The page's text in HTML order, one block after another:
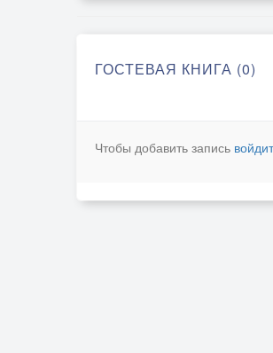
ГОСТЕВАЯ КНИГА (0)
Чтобы добавить запись